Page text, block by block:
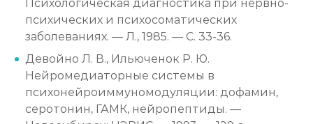
Психологическая диагностика при нервно-
психических и психосоматических
заболеваниях. — Л., 1985. — С. 33-36.
Девойно Л. В., Ильюченок Р. Ю.
Нейромедиаторные системы в
психонейроиммуномодуляции: дофамин,
серотонин, ГАМК, нейропептиды. —